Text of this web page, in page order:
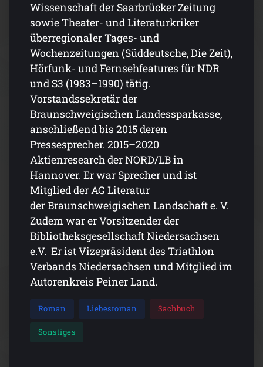
Wissenschaft der Saarbrücker Zeitung
sowie Theater- und Literaturkriker
überregionaler Tages- und
Wochenzeitungen (Süddeutsche, Die Zeit),
Hörfunk- und Fernsehfeatures für NDR
und S3 (1983–1990) tätig.
Vorstandssekretär der
Braunschweigischen Landessparkasse,
anschließend bis 2015 deren
Pressesprecher. 2015–2020
Aktienresearch der NORD/LB in
Hannover. Er war Sprecher und ist
Mitglied der AG Literatur
der Braunschweigischen Landschaft e. V.
Zudem war er Vorsitzender der
Bibliotheksgesellschaft Niedersachsen
e.V. Er ist Vizepräsident des Triathlon
Verbands Niedersachsen und Mitglied im
Autorenkreis Peiner Land.
Roman Liebesroman Sachbuch
Sonstiges